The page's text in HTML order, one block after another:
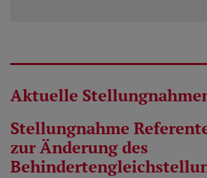
Aktuelle
Stellungnahme
zur Änderung des